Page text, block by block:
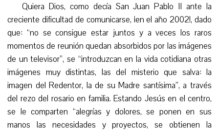
Quiera Dios, como decía San Juan Pablo II ante la
creciente dificultad de comunicarse, ¡en el año 2002!, dado
que: “no se consigue estar juntos y a veces los raros
momentos de reunión quedan absorbidos por las imágenes
de un televisor”, se “introduzcan en la vida cotidiana otras
imágenes muy distintas, las del misterio que salva: la
imagen del Redentor, la de su Madre santísima”, a través
del rezo del rosario en familia. Estando Jesús en el centro,
se le comparten “alegrías y dolores, se ponen en sus
manos las necesidades y proyectos, se obtienen la